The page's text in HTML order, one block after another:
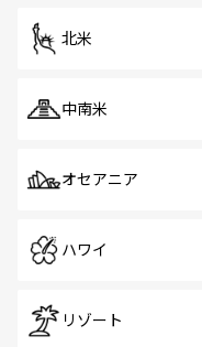
北米
中南米
オセアニア
ハワイ
リゾート